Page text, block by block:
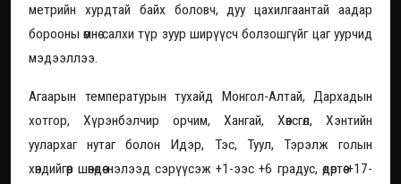
метрийн хурдтай байх боловч, дуу цахилгаантай аадар
борооны өмнө салхи түр зуур ширүүсч болзошгүйг цаг уурчид
мэдээллээ.
Агаарын температурын тухайд Монгол-Алтай, Дархадын
хотгор, Хүрэнбэлчир орчим, Хангай, Хөвсгөл, Хэнтийн
уулархаг нутаг болон Идэр, Тэс, Туул, Тэрэлж голын
хөндийгөөр шөнөдөө нэлээд сэрүүсэж +1-ээс +6 градус, өдөртөө +17-